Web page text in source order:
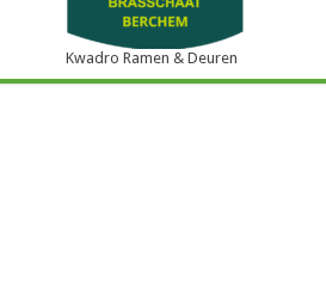
Kwadro Ramen & Deuren